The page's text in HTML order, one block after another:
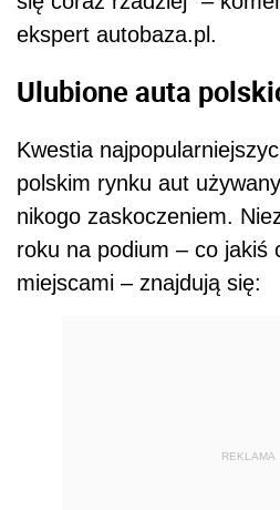
ekspert autobaza.pl.
Ulubione auta
Kwestia
polskim rynku aut
nikogo zaskoczeniem.
roku na podium – co jakiś
miejscami – znajdują się:
REKLAMA